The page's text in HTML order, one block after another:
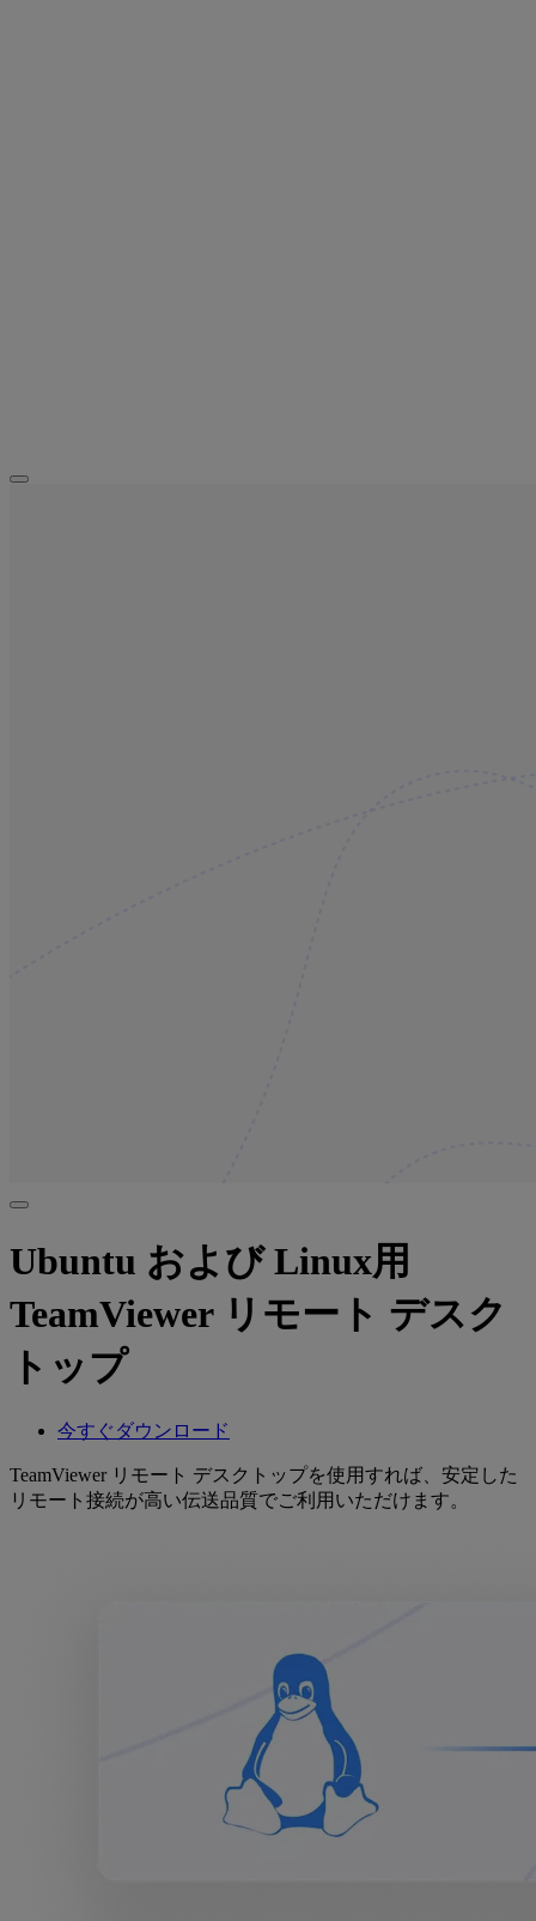
Ubuntu および Linux用
TeamViewer リモート デスク
トップ
今すぐダウンロード
TeamViewer リモート デスクトップを使用すれば、安定した
リモート接続が高い伝送品質でご利用いただけます。